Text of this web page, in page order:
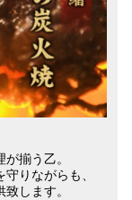
揃う乙。
りながらも、
します。